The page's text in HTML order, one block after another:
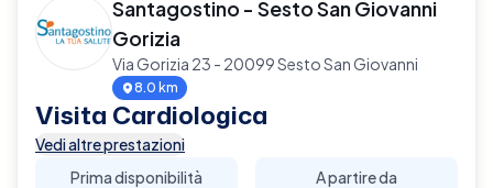
Santagostino - Sesto San Giovanni
Gorizia
Via Gorizia 23 - 20099 Sesto San Giovanni
8.0 km
Visita Cardiologica
Vedi altre prestazioni
Prima disponibilità
A partire da